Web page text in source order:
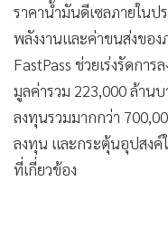
ราคาน้ำมันดีเซลภายใน
พลังงานและค่าขนส่งของ
FastPass ช่วยเร่งรัดกา
มูลค่ารวม 223,000 ล้าน
ลงทุนรวมมากกว่า
ลงทุน และกระตุ้นอุปสงค์
ที่เกี่ยวข้อง